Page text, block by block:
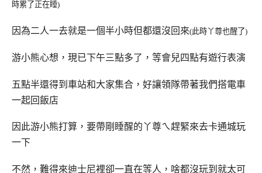
時累了正在睡)
因為二人一去就是一個半小時但都還沒回來(此時丫尊也醒了)
游小熊心想，現已下午三點多了，等會兒四點有遊行表演
五點半還得到車站和大家集合，好讓領隊帶著我們搭電車
一起回飯店
因此游小熊打算，要帶剛睡醒的丫尊ㄟ趕緊來去卡通城玩
一下
不然，難得來迪士尼裡卻一直在等人，啥都沒玩到就太可